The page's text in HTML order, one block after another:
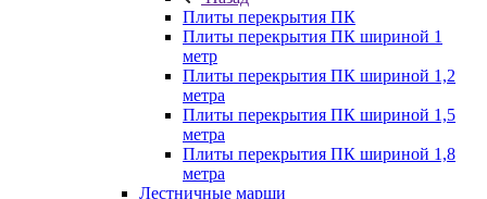
Плиты перекрытия ПК
Плиты перекрытия ПК шириной 1
метр
Плиты перекрытия ПК шириной 1,2
метра
Плиты перекрытия ПК шириной 1,5
метра
Плиты перекрытия ПК шириной 1,8
метра
Лестничные марши